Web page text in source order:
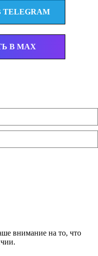
В MAX
внимание на то, что